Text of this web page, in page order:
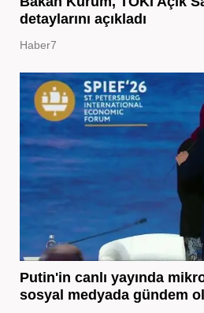
detaylarını açıkladı
Haber7
Putin'in canlı yayında
sosyal medyada gündem